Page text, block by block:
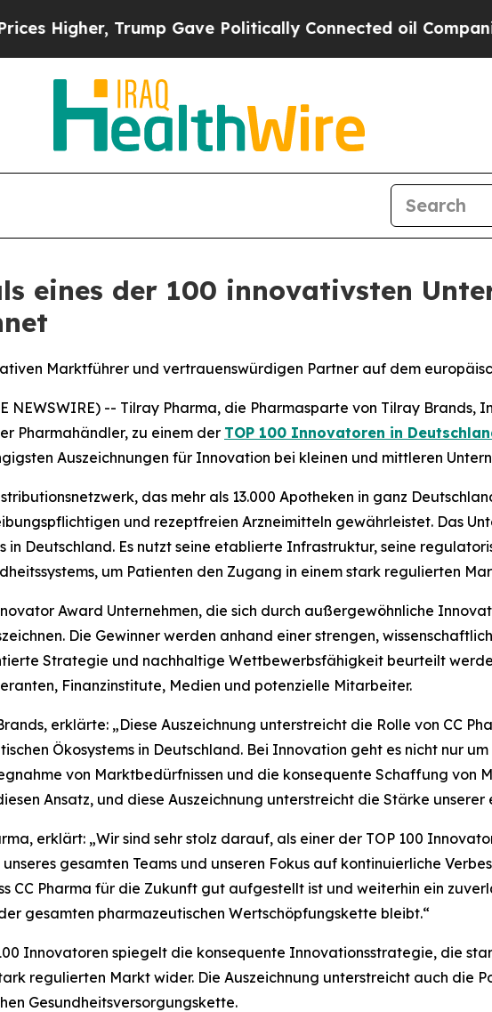
Trump Gave Politically Connected oil Companies — not
eines der 100 innovativsten
Marktführer und vertrauenswürdigen Partner auf dem
NEWSWIRE) -- Tilray Pharma, die Pharmasparte von Tilray Brands,
Pharmahändler, zu einem der TOP 100 Innovatoren in
Auszeichnungen für Innovation bei kleinen und mittleren
das mehr als 13.000 Apotheken in ganz
und rezeptfreien Arzneimitteln gewährleistet. Das
in Deutschland. Es nutzt seine etablierte Infrastruktur, seine
um Patienten den Zugang in einem stark regulierten
Award Unternehmen, die sich durch außergewöhnliche
Die Gewinner werden anhand einer strengen,
Strategie und nachhaltige Wettbewerbsfähigkeit beurteilt
Finanzinstitute, Medien und potenzielle Mitarbeiter.
erklärte: „Diese Auszeichnung unterstreicht die Rolle von CC
Ökosystems in Deutschland. Bei Innovation geht es nicht nur
von Marktbedürfnissen und die konsequente Schaffung von
Ansatz, und diese Auszeichnung unterstreicht die Stärke
erklärt: „Wir sind sehr stolz darauf, als einer der TOP 100
gesamten Teams und unseren Fokus auf kontinuierliche
CC Pharma für die Zukunft gut aufgestellt ist und weiterhin ein
gesamten pharmazeutischen Wertschöpfungskette bleibt.“
Innovatoren spiegelt die konsequente Innovationsstrategie, die
regulierten Markt wider. Die Auszeichnung unterstreicht auch die
Gesundheitsversorgungskette.